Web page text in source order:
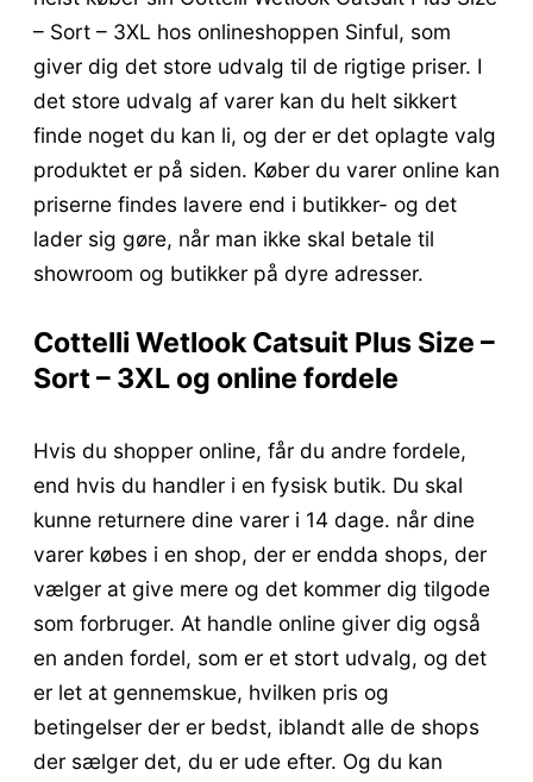
– Sort – 3XL hos onlineshoppen Sinful, som
giver dig det store udvalg til de rigtige priser. I
det store udvalg af varer kan du helt sikkert
finde noget du kan li, og der er det oplagte valg
produktet er på siden. Køber du varer online kan
priserne findes lavere end i butikker- og det
lader sig gøre, når man ikke skal betale til
showroom og butikker på dyre adresser.
Cottelli Wetlook Catsuit Plus Size –
Sort – 3XL og online fordele
Hvis du shopper online, får du andre fordele,
end hvis du handler i en fysisk butik. Du skal
kunne returnere dine varer i 14 dage. når dine
varer købes i en shop, der er endda shops, der
vælger at give mere og det kommer dig tilgode
som forbruger. At handle online giver dig også
en anden fordel, som er et stort udvalg, og det
er let at gennemskue, hvilken pris og
betingelser der er bedst, iblandt alle de shops
der sælger det, du er ude efter. Og du kan